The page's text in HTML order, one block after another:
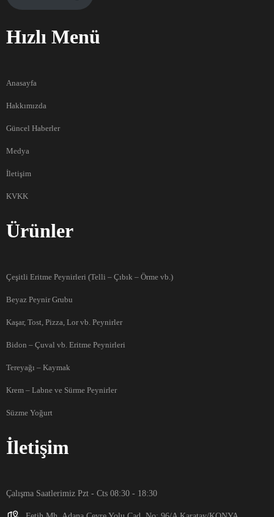
Hızlı Menü
Anasayfa
Hakkımızda
Güncel Haberler
Medya
İletişim
KVKK
Ürünler
Çeşitli Eritme Peynirleri (Telli – Çıbık – Örme vb.)
Beyaz Peynir Grubu
Kaşar, Tost, Pizza, Lor vb. Peynirler
Bidon – Çuval vb. Eritme Peynirleri
Tereyağı – Kaymak
Krem – Labne ve Sürme Peynirler
Süzme Yoğurt
İletişim
Çalışma Saatlerimiz Pzt - Cts 08:30 - 18:30